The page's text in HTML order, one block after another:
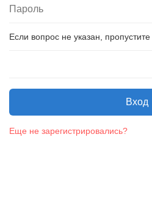
Если вопрос не указан, пропустите
Вход
Еще не зарегистрировались?